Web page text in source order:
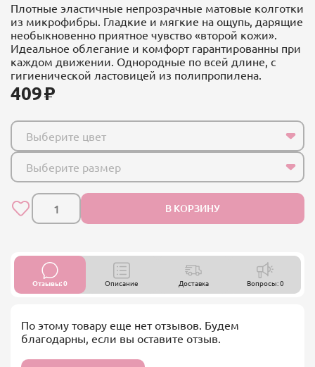
Плотные эластичные непрозрачные матовые колготки
из микрофибры. Гладкие и мягкие на ощупь, дарящие
необыкновенно приятное чувство «второй кожи».
Идеальное облегание и комфорт гарантированны при
каждом движении. Однородные по всей длине, с
гигиенической ластовицей из полипропилена.
409
Выберите цвет
Выберите размер
В КОРЗИНУ
Отзывы: 0 Описание Доставка Вопросы: 0
По этому товару еще нет отзывов. Будем
благодарны, если вы оставите отзыв.